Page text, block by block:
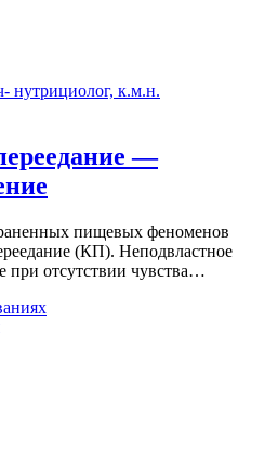
нутрициолог, к.м.н.
—
пищевых феноменов
(КП). Неподвластное
при отсутствии чувства…